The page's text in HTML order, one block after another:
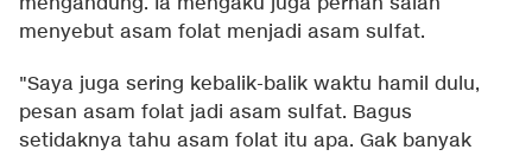
menyebut asam folat menjadi asam sulfat.
"Saya juga sering kebalik-balik waktu hamil dulu,
pesan asam folat jadi asam sulfat. Bagus
setidaknya tahu asam folat itu apa. Gak banyak